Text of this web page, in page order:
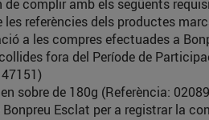
complir amb els següents
referències dels productes
a les compres efectuades a
fora del Període de
de 180g (Referència:
Esclat per a registrar la